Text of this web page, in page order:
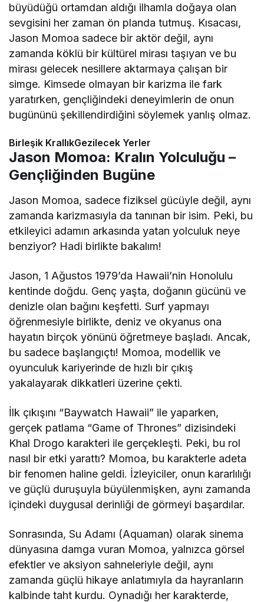
büyüdüğü ortamdan aldığı ilhamla doğaya olan
sevgisini her zaman ön planda tutmuş. Kısacası,
Jason Momoa sadece bir aktör değil, aynı
zamanda köklü bir kültürel mirası taşıyan ve bu
mirası gelecek nesillere aktarmaya çalışan bir
simge. Kimsede olmayan bir karizma ile fark
yaratırken, gençliğindeki deneyimlerin de onun
bugününü şekillendirdiğini söylemek yanlış olmaz.
Birleşik KrallıkGezilecek Yerler
Jason Momoa: Kralın Yolculuğu –
Gençliğinden Bugüne
Jason Momoa, sadece fiziksel gücüyle değil, aynı
zamanda karizmasıyla da tanınan bir isim. Peki, bu
etkileyici adamın arkasında yatan yolculuk neye
benziyor? Hadi birlikte bakalım!
Jason, 1 Ağustos 1979’da Hawaii’nin Honolulu
kentinde doğdu. Genç yaşta, doğanın gücünü ve
denizle olan bağını keşfetti. Surf yapmayı
öğrenmesiyle birlikte, deniz ve okyanus ona
hayatın birçok yönünü öğretmeye başladı. Ancak,
bu sadece başlangıçtı! Momoa, modellik ve
oyunculuk kariyerinde de hızlı bir çıkış
yakalayarak dikkatleri üzerine çekti.
İlk çıkışını “Baywatch Hawaii” ile yaparken,
gerçek patlama “Game of Thrones” dizisindeki
Khal Drogo karakteri ile gerçekleşti. Peki, bu rol
nasıl bir etki yarattı? Momoa, bu karakterle adeta
bir fenomen haline geldi. İzleyiciler, onun kararlılığı
ve güçlü duruşuyla büyülenmişken, aynı zamanda
içindeki duygusal derinliği de görmeyi başardılar.
Sonrasında, Su Adamı (Aquaman) olarak sinema
dünyasına damga vuran Momoa, yalnızca görsel
efektler ve aksiyon sahneleriyle değil, aynı
zamanda güçlü hikaye anlatımıyla da hayranların
kalbinde taht kurdu. Oynadığı her karakterde,